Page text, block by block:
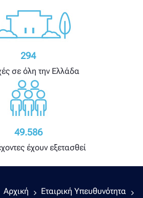
294
σε όλη την Ελλάδα
49.586
έχουν εξετασθεί
Αρχική
Εταιρική Υπευθυνότητα